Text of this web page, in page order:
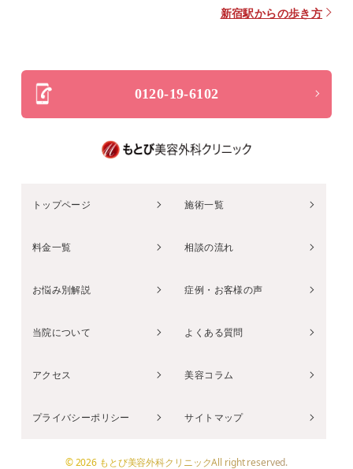
新宿駅からの歩き方
0120-19-6102
トップページ 施術一覧
料金一覧 相談の流れ
お悩み別解説 症例・お客様の声
当院について よくある質問
アクセス 美容コラム
プライバシーポリシー サイトマップ
© 2026 もとび美容外科クリニックAll right reserved.